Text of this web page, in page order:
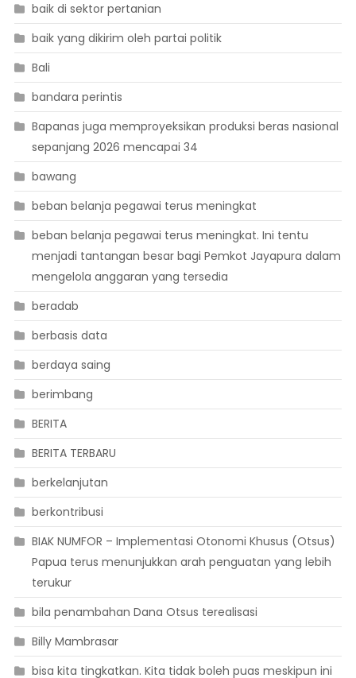
baik di sektor pertanian
baik yang dikirim oleh partai politik
Bali
bandara perintis
Bapanas juga memproyeksikan produksi beras nasional
sepanjang 2026 mencapai 34
bawang
beban belanja pegawai terus meningkat
beban belanja pegawai terus meningkat. Ini tentu
menjadi tantangan besar bagi Pemkot Jayapura dalam
mengelola anggaran yang tersedia
beradab
berbasis data
berdaya saing
berimbang
BERITA
BERITA TERBARU
berkelanjutan
berkontribusi
BIAK NUMFOR – Implementasi Otonomi Khusus (Otsus)
Papua terus menunjukkan arah penguatan yang lebih
terukur
bila penambahan Dana Otsus terealisasi
Billy Mambrasar
bisa kita tingkatkan. Kita tidak boleh puas meskipun ini